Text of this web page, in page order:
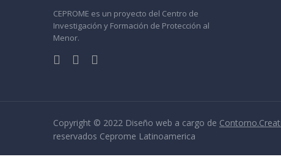
CEPROME es un proyecto del Centro de
Investigación y Formación de Protección al
Menor.
Copyright © 2022 Diseño web a cargo de
reservados Ceprome Latinoamerica